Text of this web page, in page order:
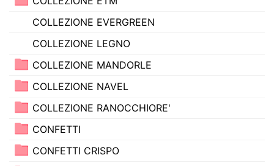
COLLEZIONE EVERGREEN
COLLEZIONE LEGNO
COLLEZIONE MANDORLE
COLLEZIONE NAVEL
COLLEZIONE RANOCCHIORE'
CONFETTI
CONFETTI CRISPO